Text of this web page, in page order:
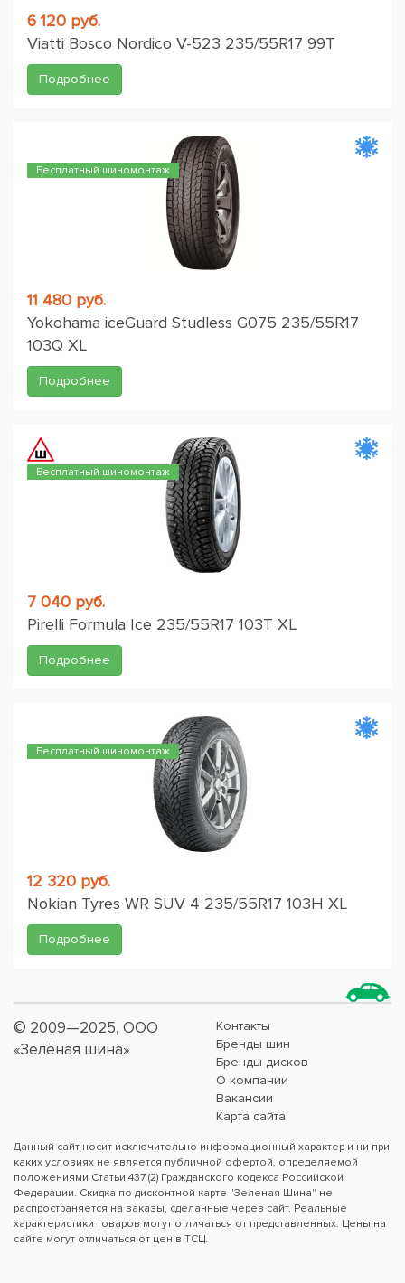
6 120 руб.
Viatti Bosco Nordico V-523 235/55R17 99T
Подробнее
Бесплатный шиномонтаж
11 480 руб.
Yokohama iceGuard Studless G075 235/55R17
103Q XL
Подробнее
Бесплатный шиномонтаж
7 040 руб.
Pirelli Formula Ice 235/55R17 103T XL
Подробнее
Бесплатный шиномонтаж
12 320 руб.
Nokian Tyres WR SUV 4 235/55R17 103H XL
Подробнее
© 2009—2025, ООО
«Зелёная шина»
Контакты
Бренды шин
Бренды дисков
О компании
Вакансии
Карта сайта
Данный сайт носит исключительно информационный характер и ни при
каких условиях не является публичной офертой, определяемой
положениями Статьи 437 (2) Гражданского кодекса Российской
Федерации. Скидка по дисконтной карте "Зеленая Шина" не
распространяется на заказы, сделанные через сайт. Реальные
характеристики товаров могут отличаться от представленных. Цены на
сайте могут отличаться от цен в ТСЦ.